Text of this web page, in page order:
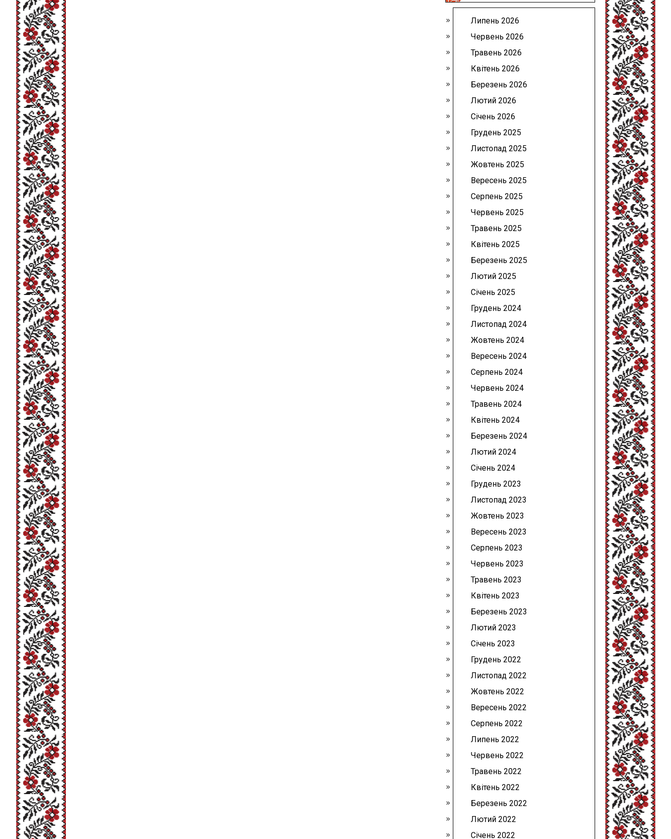
Липень 2026
Червень 2026
Травень 2026
Квітень 2026
Березень 2026
Лютий 2026
Січень 2026
Грудень 2025
Листопад 2025
Жовтень 2025
Вересень 2025
Серпень 2025
Червень 2025
Травень 2025
Квітень 2025
Березень 2025
Лютий 2025
Січень 2025
Грудень 2024
Листопад 2024
Жовтень 2024
Вересень 2024
Серпень 2024
Червень 2024
Травень 2024
Квітень 2024
Березень 2024
Лютий 2024
Січень 2024
Грудень 2023
Листопад 2023
Жовтень 2023
Вересень 2023
Серпень 2023
Червень 2023
Травень 2023
Квітень 2023
Березень 2023
Лютий 2023
Січень 2023
Грудень 2022
Листопад 2022
Жовтень 2022
Вересень 2022
Серпень 2022
Липень 2022
Червень 2022
Травень 2022
Квітень 2022
Березень 2022
Лютий 2022
Січень 2022